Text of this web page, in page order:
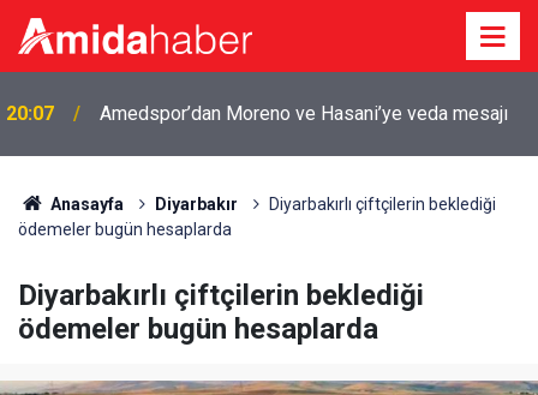
18:59 Diyarbakır'da iki çocuktan haber alınamıyor
Anasayfa Diyarbakır
Diyarbakırlı çiftçilerin beklediği
ödemeler bugün hesaplarda
Diyarbakırlı çiftçilerin beklediği
ödemeler bugün hesaplarda